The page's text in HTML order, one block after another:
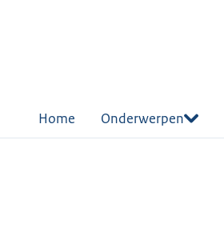
Home Onderwerpen